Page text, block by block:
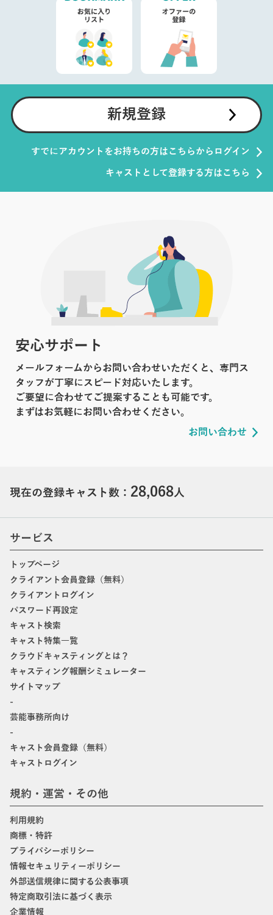
新規登録
すでにアカウントをお持ちの方はこちらからログイン
キャストとして登録する方はこちら
安心サポート
メールフォームからお問い合わせいただくと、専門ス
タッフが丁寧にスピード対応いたします。
ご要望に合わせてご提案することも可能です。
まずはお気軽にお問い合わせください。
お問い合わせ
現在の登録キャスト数： 28,068人
サービス
トップページ
クライアント会員登録（無料）
クライアントログイン
パスワード再設定
キャスト検索
キャスト特集一覧
クラウドキャスティングとは？
キャスティング報酬シミュレーター
サイトマップ
-
芸能事務所向け
-
キャスト会員登録（無料）
キャストログイン
規約・運営・その他
利用規約
商標・特許
プライバシーポリシー
情報セキュリティーポリシー
外部送信規律に関する公表事項
特定商取引法に基づく表示
企業情報